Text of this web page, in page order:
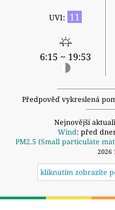
UVI: 11
6:15 ~ 19:53
Předpověď vykreslená
Nejnovější
Wind: před
PM2.5 (Small particulate
2026
kliknutím zobrazíte